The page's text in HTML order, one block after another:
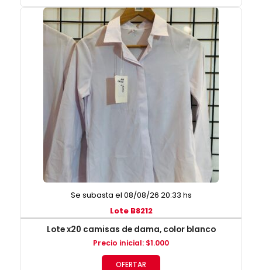
Se subasta el 08/08/26 20:33 hs
Lote B8212
Lote x20 camisas de dama, color blanco
Precio inicial: $1.000
OFERTAR